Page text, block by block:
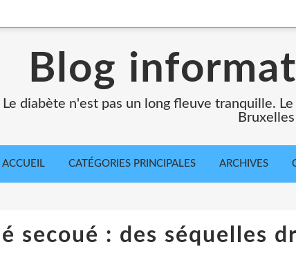
Blog
Le diabète n'est pas un long fleuve tranquille.
ACCUEIL CATÉGORIES PRINCIPALES ARCHIVES
secoué : des séquelles